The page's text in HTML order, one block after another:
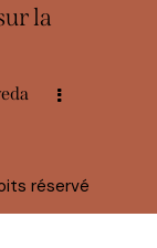
la
réservé